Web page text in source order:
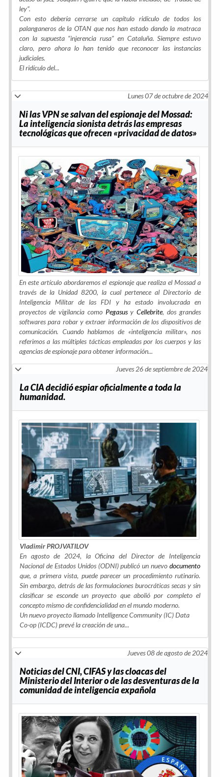
ley”.
Con esto debería cerrarse un capítulo ridículo de todos los
palanganeros de la OTAN que nos han estado dando la matraca
con la supuesta “injerencia rusa” en Cataluña. Siempre estuvo
claro, pero ahora lo han tenido que reconocer las instancias
judiciales.
El ridículo del...
Lunes 07 de octubre de 2024
Ni las VPN se salvan del espionaje del Mossad:
La inteligencia sionista detrás las empresas
tecnológicas que ofrecen «privacidad de datos»
En este artículo abordaremos el espionaje que realiza el Mossad a
través de la Unidad 8200, la cual pertenece al Directorio de
Inteligencia Militar de las FDI y ha estado involucrada en
proyectos de vigilancia como PegasusyCellebrite, dos grandes
softwares para robar y extraer información de los dispositivos de
comunicación. Cuando hablamos de «inteligencia militar», nos
referimos a las múltiples tácticas empleadas por los cuerpos y las
agencias de espionaje para obtener información...
Jueves 26 de septiembre de 2024
La CIA decidió espiar oficialmente a toda la
humanidad.
Vladimir PROJVATILOV
En agosto de 2024, la Oficina del Director de Inteligencia
Nacional de Estados Unidos (ODNI) publicó un nuevo documento
que, a primera vista, puede parecer un procedimiento rutinario.
Sin embargo, detrás de las formulaciones burocráticas secas y sin
clasificar se esconde un proyecto que abolió por completo el
concepto mismo de confidencialidad en el mundo moderno.
Un nuevo proyecto llamado Intelligence Community (IC) Data
Co-op (ICDC) prevé la creación de una...
Jueves 08 de agosto de 2024
Noticias del CNI, CIFAS y las cloacas del
Ministerio del Interior o de las desventuras de la
comunidad de inteligencia expañola